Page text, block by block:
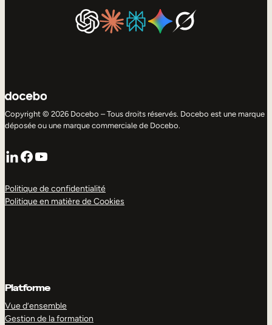
Copyright © 2026 Docebo – Tous droits réservés. Docebo est une marque
déposée ou une marque commerciale de Docebo.
LinkedIn
Facebook
YouTube
Politique de confidentialité
Politique en matière de Cookies
Platforme
Vue d’ensemble
Gestion de la formation